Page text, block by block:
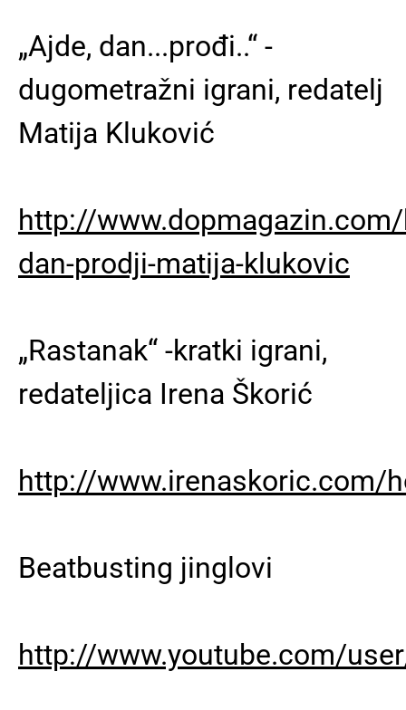
„Ajde, dan...prođi..“ -
dugometražni igrani, redatelj
Matija Kluković
http://
dan-prodji-matija-klukovic
„Rastanak“ -kratki igrani,
redateljica Irena Škorić
http://www.irenaskoric.com/
Beatbusting jinglovi
http://www.youtube.com/